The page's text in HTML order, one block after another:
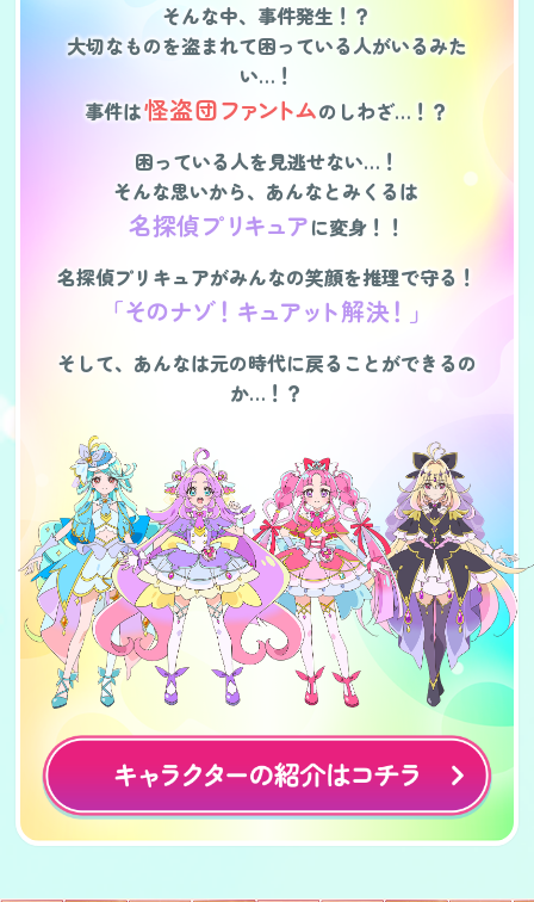
そんな中、事件発生！？
大切なものを盗まれて困っている人がいるみた
い…！
事件は怪盗団ファントムのしわざ…！？
困っている人を見逃せない…！
そんな思いから、あんなとみくるは
名探偵プリキュアに変身！！
名探偵プリキュアがみんなの笑顔を推理で守る！
「そのナゾ！ キュアット解決！」
そして、あんなは元の時代に戻ることができるの
か…！？